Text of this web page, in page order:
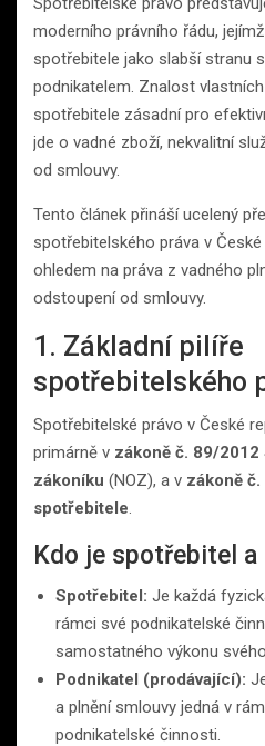
moderního právního řádu,
spotřebitele jako slabší stranu
podnikatelem. Znalost
spotřebitele zásadní pro
jde o vadné zboží, nekvalitní
od smlouvy.
Tento článek přináší ucelený
spotřebitelského práva v
ohledem na práva z vadného
odstoupení od smlouvy.
1. Základní pilíře
spotřebitelského
Spotřebitelské právo v České
primárně v zákoně č. 89/2012
zákoníku (NOZ), a v zákoně
spotřebitele.
Kdo je spotřebitel
Spotřebitel: Je každá
rámci své podnikatelské
samostatného výkonu
Podnikatel (prodávající):
a plnění smlouvy jedná v
podnikatelské činnosti.